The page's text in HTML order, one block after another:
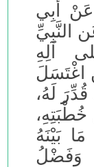
عَنْ أَبِي
النَّبِيِّ
آلِهِ
اغْتَسَلَ
لَهُ،
بَيْنَهُ
وَفَضْلُ